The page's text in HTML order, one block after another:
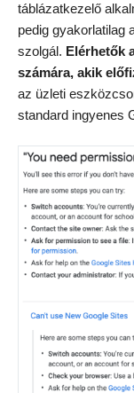
táblázatkezelő
pedig gyakorlatilag
szolgál. Elérhetők
számára, akik
az üzleti
standard ingyenes